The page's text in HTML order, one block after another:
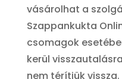
vásárolhat a
Szappankukta
csomagok
kerül
nem térítjük vissza.